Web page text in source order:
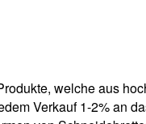
welche aus
Verkauf 1-2% an